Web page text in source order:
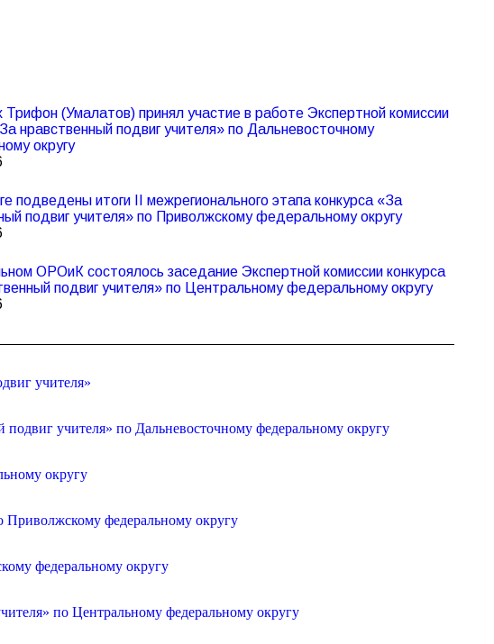
Трифон (Умалатов) принял участие в работе Экспертной комиссии
нравственный подвиг учителя» по Дальневосточному
округу
подведены итоги II межрегионального этапа конкурса «За
подвиг учителя» по Приволжскому федеральному округу
ОРОиК состоялось заседание Экспертной комиссии конкурса
подвиг учителя» по Центральному федеральному округу
учителя»
учителя» по Дальневосточному федеральному округу
округу
Приволжскому федеральному округу
федеральному округу
по Центральному федеральному округу